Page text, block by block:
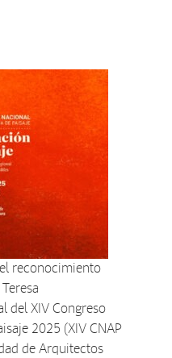
reconocimiento
del XIV Congreso
2025 (XIV CNAP
de Arquitectos